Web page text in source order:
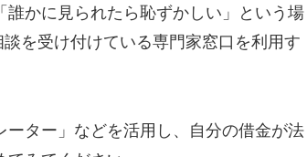
かに見られたら恥ずかしい」という場
を受け付けている専門家窓口を利用す
ター」などを活用し、自分の借金が法